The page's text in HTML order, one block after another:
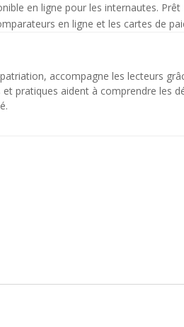
en ligne pour les internautes.
en ligne et les cartes de
accompagne les lecteurs
et pratiques aident à comprendre les